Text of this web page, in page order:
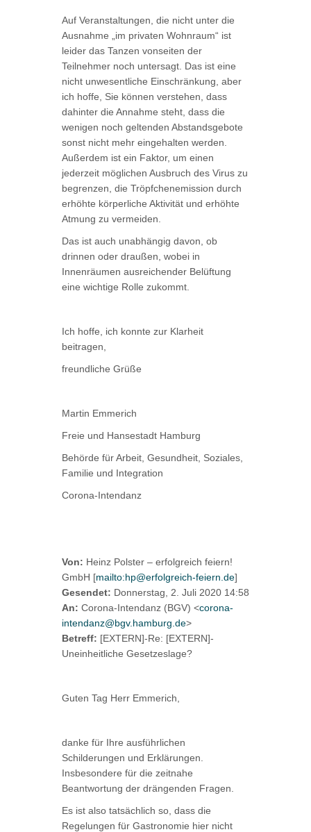
Auf Veranstaltungen, die nicht unter die
Ausnahme „im privaten Wohnraum“ ist
leider das Tanzen vonseiten der
Teilnehmer noch untersagt. Das ist eine
nicht unwesentliche Einschränkung, aber
ich hoffe, Sie können verstehen, dass
dahinter die Annahme steht, dass die
wenigen noch geltenden Abstandsgebote
sonst nicht mehr eingehalten werden.
Außerdem ist ein Faktor, um einen
jederzeit möglichen Ausbruch des Virus zu
begrenzen, die Tröpfchenemission durch
erhöhte körperliche Aktivität und erhöhte
Atmung zu vermeiden.
Das ist auch unabhängig davon, ob
drinnen oder draußen, wobei in
Innenräumen ausreichender Belüftung
eine wichtige Rolle zukommt.
Ich hoffe, ich konnte zur Klarheit
beitragen,
freundliche Grüße
Martin Emmerich
Freie und Hansestadt Hamburg
Behörde für Arbeit, Gesundheit, Soziales,
Familie und Integration
Corona-Intendanz
Von: Heinz Polster – erfolgreich feiern!
GmbH [mailto:hp@erfolgreich-feiern.de]
Gesendet: Donnerstag, 2. Juli 2020 14:58
An: Corona-Intendanz (BGV) <corona-
intendanz@bgv.hamburg.de>
Betreff: [EXTERN]-Re: [EXTERN]-
Uneinheitliche Gesetzeslage?
Guten Tag Herr Emmerich,
danke für Ihre ausführlichen
Schilderungen und Erklärungen.
Insbesondere für die zeitnahe
Beantwortung der drängenden Fragen.
Es ist also tatsächlich so, dass die
Regelungen für Gastronomie hier nicht